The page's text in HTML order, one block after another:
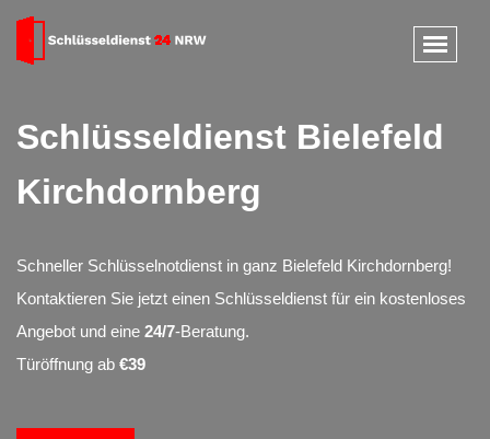
Schlüsseldienst Bielefeld
Kirchdornberg
Schneller Schlüsselnotdienst in ganz Bielefeld Kirchdornberg!
Kontaktieren Sie jetzt einen Schlüsseldienst für ein kostenloses
Angebot und eine 24/7-Beratung.
Türöffnung ab €39